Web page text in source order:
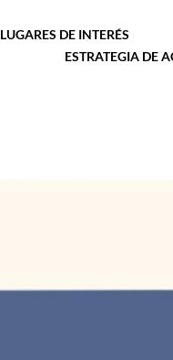
LUGARES DE INTERÉS
ESTRATEGIA DE